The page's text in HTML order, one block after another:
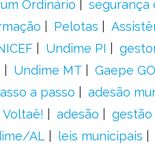
Ordinário
segurança
Pelotas
Undime PI
Undime MT Gaepe GO
a passo adesão
Voltaê! adesão gestão
AL leis municipais